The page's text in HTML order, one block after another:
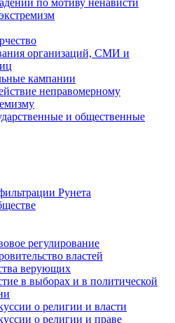
по мотиву ненависти
организаций, СМИ и
кампании
неправомерному
и общественные
Рунета
регулирование
властей
верующих
в выборах и в политической
о религии и власти
о религии и праве